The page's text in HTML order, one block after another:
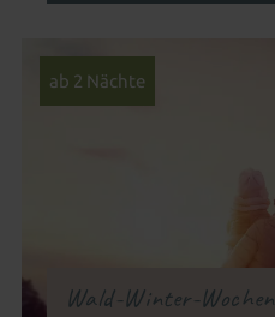
ab 2 Nächte
Wald-Winter-Wochen